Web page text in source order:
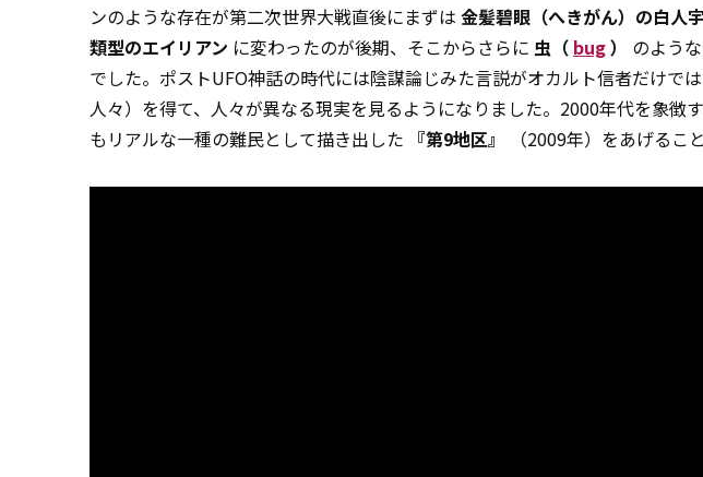
ンのような存在が第二次世界大戦直後にまずは 金髪碧眼（へきがん）の白人
類型のエイリアン に変わったのが後期、そこからさらに 虫（ bug）
のよう
でした。ポストUFO神話の時代には陰謀論じみた言説がオカルト信者だけで
人々）を得て、人々が異なる現実を見るようになりました。2000年代を象徴
もリアルな一種の難民として描き出した 『第9地区』 （2009年）をあげるこ